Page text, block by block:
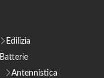
Edilizia
Batterie
Antennistica